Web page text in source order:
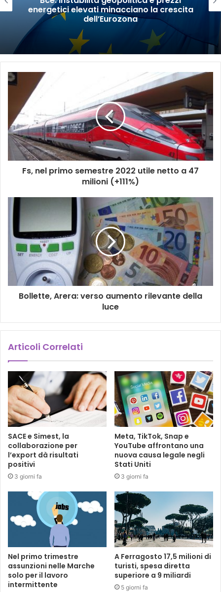
energetici elevati minacciano la crescita
dell’Eurozona
Fs, nel primo semestre 2022 utile netto a 47
milioni (+111%)
Bollette, Arera: verso aumento rilevante della
luce
Articoli Correlati
SACE e Simest, la
collaborazione per
l’export dà risultati
positivi
3 giorni fa
Meta, TikTok, Snap e
YouTube affrontano una
nuova causa legale negli
Stati Uniti
3 giorni fa
Nel primo trimestre
assunzioni nelle Marche
solo per il lavoro
intermittente
A Ferragosto 17,5 milioni di
turisti, spesa diretta
superiore a 9 miliardi
5 giorni fa